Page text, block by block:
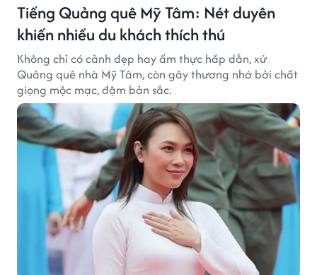
Tiếng Quảng quê Mỹ Tâm: Nét duyên
khiến nhiều du khách thích thú
Không chỉ có cảnh đẹp hay ẩm thực hấp dẫn, xứ
Quảng quê nhà Mỹ Tâm, còn gây thương nhớ bởi chất
giọng mộc mạc, đậm bản sắc.